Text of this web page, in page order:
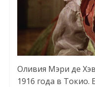
Оливия Мэри де
1916 года в Токио.